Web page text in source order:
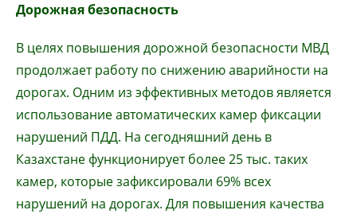
Дорожная безопасность
В целях повышения дорожной безопасности МВД
продолжает работу по снижению аварийности на
дорогах. Одним из эффективных методов является
использование автоматических камер фиксации
нарушений ПДД. На сегодняшний день в
Казахстане функционирует более 25 тыс. таких
камер, которые зафиксировали 69% всех
нарушений на дорогах. Для повышения качества